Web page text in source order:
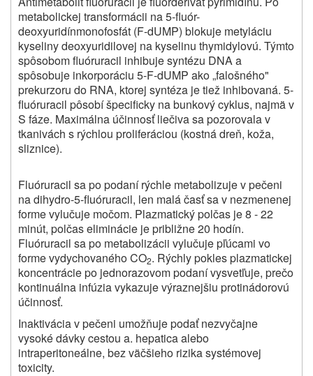
metabolickej transformácii na 5-fluór-
deoxyuridínmonofosfát (F-dUMP) blokuje metyláciu
kyseliny deoxyuridilovej na kyselinu thymidylovú. Týmto
spôsobom fluóruracil inhibuje syntézu DNA a
spôsobuje inkorporáciu 5-F-dUMP ako „falošného"
prekurzoru do RNA, ktorej syntéza je tiež inhibovaná. 5-
fluóruracil pôsobí špecificky na bunkový cyklus, najmä v
S fáze. Maximálna účinnosť liečiva sa pozorovala v
tkanivách s rýchlou proliferáciou (kostná dreň, koža,
sliznice).
Fluóruracil sa po podaní rýchle metabolizuje v pečeni
na dihydro-5-fluóruracil, len malá časť sa v nezmenenej
forme vylučuje močom. Plazmatický polčas je 8 - 22
minút, polčas eliminácie je približne 20 hodín.
Fluóruracil sa po metabolizácii vylučuje pľúcami vo
forme vydychovaného CO2. Rýchly pokles plazmatickej
koncentrácie po jednorazovom podaní vysvetľuje, prečo
kontinuálna infúzia vykazuje výraznejšiu protinádorovú
účinnosť.
Inaktivácia v pečeni umožňuje podať nezvyčajne
vysoké dávky cestou a. hepatica alebo
intraperitoneálne, bez väčšieho rizika systémovej
toxicity.